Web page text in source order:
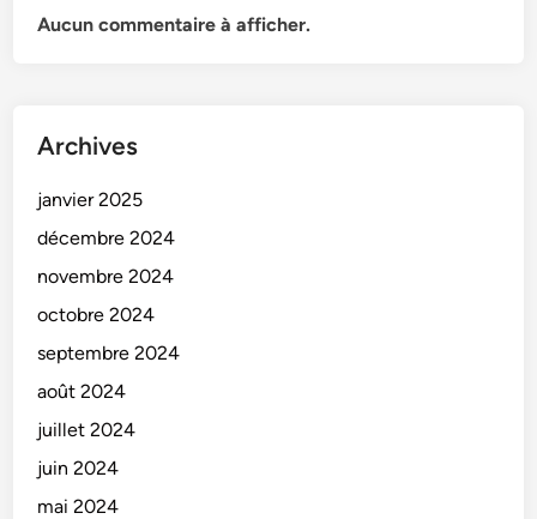
Aucun commentaire à afficher.
Archives
janvier 2025
décembre 2024
novembre 2024
octobre 2024
septembre 2024
août 2024
juillet 2024
juin 2024
mai 2024